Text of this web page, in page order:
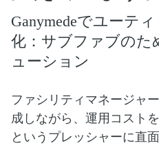
Ganymedeでユーテ
化：サブファブのた
ューション
ファシリティマネージャ
成しながら、運用コスト
というプレッシャーに直